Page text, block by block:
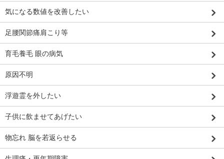
気になる数値を改善したい
足腰関節痛肩こり等
育毛養毛 眼の病気
原因不明
浮遊霊を外したい
子供に飲ませてあげたい
物忘れ 脳を若返らせる